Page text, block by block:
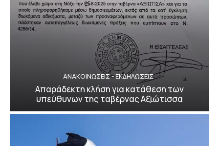
ΑΝΑΚΟΙΝΩΣΕΙΣ - ΕΚΔΗΛΩΣΕΙΣ
Απαράδεκτη κλήση για κατάθεση των
υπεύθυνων της ταβέρνας Αξιώτισσα